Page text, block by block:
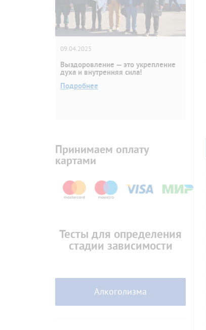
09.04.2025
Выздоровление — это укрепление
духа и внутренняя сила!
Подробнее
Принимаем оплату
картами
Тесты для определения
стадии зависимости
Алкоголизма